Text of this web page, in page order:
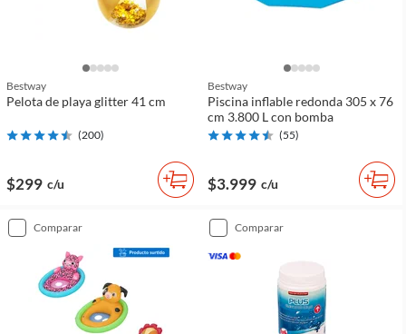
Bestway
Pelota de playa glitter 41 cm
(200)
$299 c/u
Bestway
Piscina inflable redonda 305 x 76
cm 3.800 L con bomba
(55)
$3.999 c/u
comparar comparar